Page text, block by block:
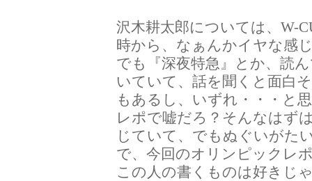
沢木耕太郎については、W-
時から、なぁんかイヤな感
でも『深夜特急』とか、読
いていて、話を聞くと面白
もあるし、いずれ・・・と
レポで嘘だろ？そんなはず
じていて、でもぬぐいがた
で、今回のオリンピックレ
この人の書くものは好きじ